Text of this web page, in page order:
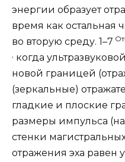
энергии образует
время как остальная
во вторую среду. 1–7
когда
новой границей
(зеркальные)
гладкие и плоские
размеры импульса
стенки
отражения эха равен